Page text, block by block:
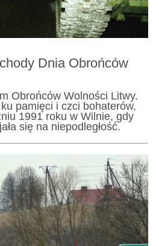
Dnia Obrońców
Obrońców Wolności Litwy.
pamięci i czci bohaterów,
1991 roku w Wilnie, gdy
się na niepodległość.